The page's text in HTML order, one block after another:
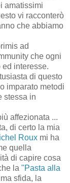
amatissimi
vi racconterò
che abbiamo
ad
che ogni
interesse.
di questo
imparato metodi
stessa in
affezionata ...
di certo la mia
Roux mi ha
quella
di capire cosa
la "Pasta alla
sfida, la